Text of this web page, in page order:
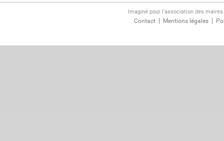
Imaginé pour l'association des
Contact Mentions légales